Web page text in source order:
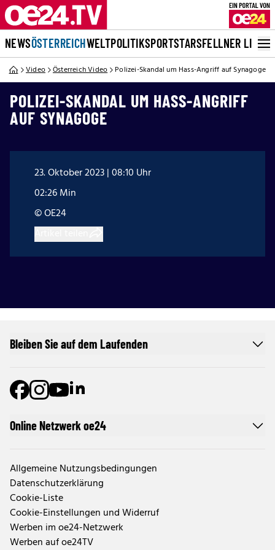
NEWSÖSTERREICHWELTPOLITIKSPORTSTARSFELLNER LIVE
Video Österreich Video Polizei-Skandal um Hass-Angriff auf Synagoge
POLIZEI-SKANDAL UM HASS-ANGRIFF
AUF SYNAGOGE
23. Oktober 2023 | 08:10 Uhr
02:26 Min
© OE24
Online Netzwerk oe24
Allgemeine Nutzungsbedingungen
Datenschutzerklärung
Cookie-Liste
Cookie-Einstellungen und Widerruf
Werben im oe24-Netzwerk
Werben auf oe24TV
Bleiben Sie auf dem Laufenden